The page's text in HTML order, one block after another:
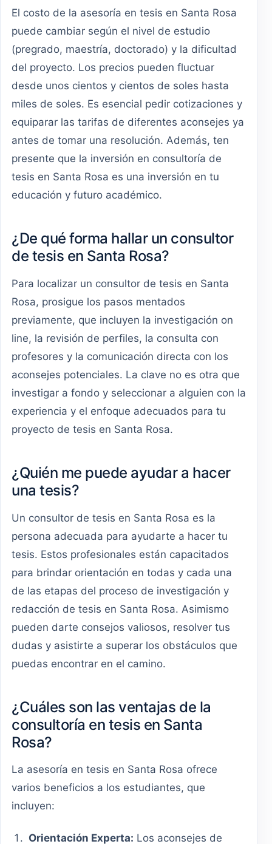
El costo de la asesoría en tesis en Santa Rosa
puede cambiar según el nivel de estudio
(pregrado, maestría, doctorado) y la dificultad
del proyecto. Los precios pueden fluctuar
desde unos cientos y cientos de soles hasta
miles de soles. Es esencial pedir cotizaciones y
equiparar las tarifas de diferentes aconsejes ya
antes de tomar una resolución. Además, ten
presente que la inversión en consultoría de
tesis en Santa Rosa es una inversión en tu
educación y futuro académico.
¿De qué forma hallar un consultor
de tesis en Santa Rosa?
Para localizar un consultor de tesis en Santa
Rosa, prosigue los pasos mentados
previamente, que incluyen la investigación on
line, la revisión de perfiles, la consulta con
profesores y la comunicación directa con los
aconsejes potenciales. La clave no es otra que
investigar a fondo y seleccionar a alguien con la
experiencia y el enfoque adecuados para tu
proyecto de tesis en Santa Rosa.
¿Quién me puede ayudar a hacer
una tesis?
Un consultor de tesis en Santa Rosa es la
persona adecuada para ayudarte a hacer tu
tesis. Estos profesionales están capacitados
para brindar orientación en todas y cada una
de las etapas del proceso de investigación y
redacción de tesis en Santa Rosa. Asimismo
pueden darte consejos valiosos, resolver tus
dudas y asistirte a superar los obstáculos que
puedas encontrar en el camino.
¿Cuáles son las ventajas de la
consultoría en tesis en Santa
Rosa?
La asesoría en tesis en Santa Rosa ofrece
varios beneficios a los estudiantes, que
incluyen:
Orientación Experta: Los aconsejes de